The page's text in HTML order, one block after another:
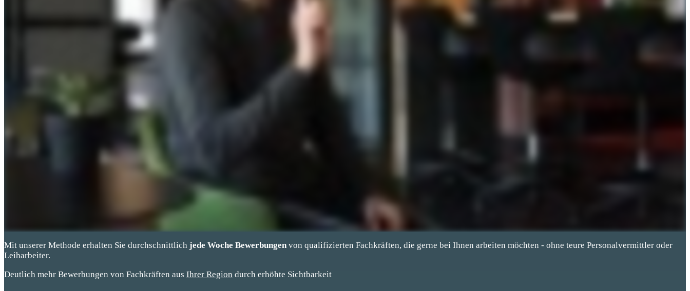
Mit unserer Methode erhalten Sie durchschnittlich jede Woche Bewerbungen von qualifizierten Fachkräften, die gerne bei Ihnen arbeiten möchten - ohne teure Personalvermittler oder
Leiharbeiter.
Deutlich mehr Bewerbungen von Fachkräften aus Ihrer Region durch erhöhte Sichtbarkeit